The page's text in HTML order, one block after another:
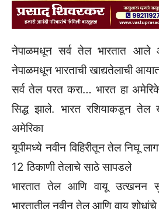
नेपाळमधून सर्व तेल भारतात आले
नेपाळमधून भारताची खाद्यतेलाची
सर्व तेल परत करा… भारत हा
सिद्ध झाले. भारत रशियाकडून तेल
अमेरिका
यूपीमध्ये नवीन विहिरीतून तेल निघू
12 ठिकाणी तेलाचे साठे सापडले
भारतात तेल आणि वायू
भारतातील नवीन तेल आणि वायू